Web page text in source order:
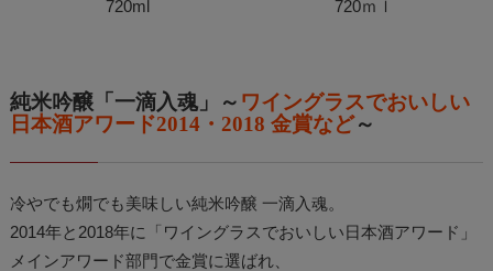
720ml 720ｍｌ
純米吟醸「一滴入魂」～ ワイングラスでおいしい
日本酒アワード2014・2018 金賞など～
冷やでも燗でも美味しい純米吟醸 一滴入魂。
2014年と2018年に「ワイングラスでおいしい日本酒アワード」
メインアワード部門で金賞に選ばれ、